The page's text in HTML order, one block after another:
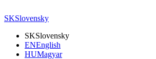
SKSlovensky
SKSlovensky
ENEnglish
HUMagyar